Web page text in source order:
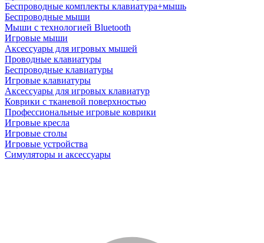
Беспроводные комплекты клавиатура+мышь
Беспроводные мыши
Мыши с технологией Bluetooth
Игровые мыши
Аксессуары для игровых мышей
Проводные клавиатуры
Беспроводные клавиатуры
Игровые клавиатуры
Аксессуары для игровых клавиатур
Коврики с тканевой поверхностью
Профессиональные игровые коврики
Игровые кресла
Игровые столы
Игровые устройства
Симуляторы и аксессуары